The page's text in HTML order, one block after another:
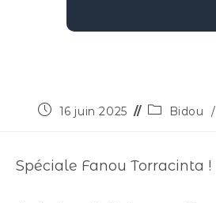
16 juin 2025 Bidou /
Spéciale Fanou Torracinta !